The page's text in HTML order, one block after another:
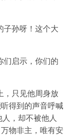
子孙呀！这个大
们启示，你们的
，只见他周身放
得到的声音呼喊
，却不被他人
物非主，唯有安